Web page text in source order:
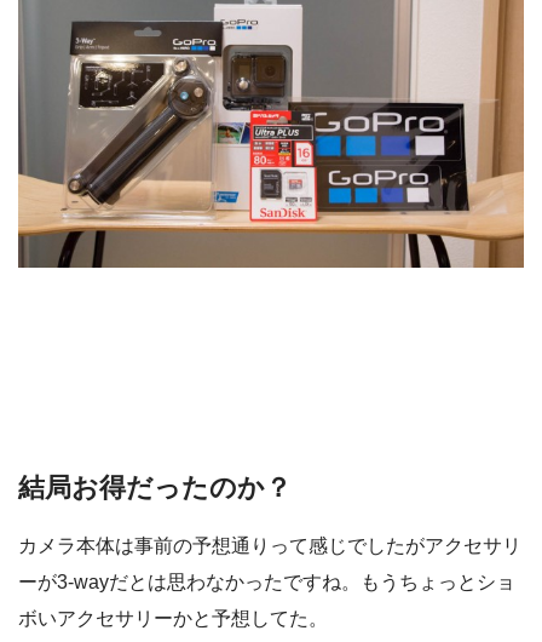
結局お得だったのか？
カメラ本体は事前の予想通りって感じでしたがアクセサリ
ーが3-wayだとは思わなかったですね。もうちょっとショ
ボいアクセサリーかと予想してた。